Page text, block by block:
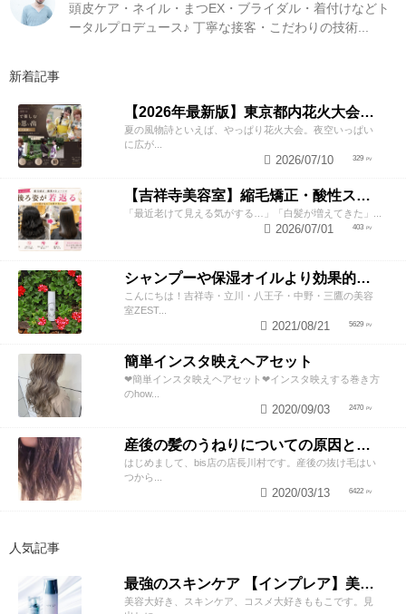
頭皮ケア・ネイル・まつEX・ブライダル・着付けなどト
ータルプロデュース♪ 丁寧な接客・こだわりの技術...
新着記事
【2026年最新版】東京都内花火大会まとめ｜浴衣着付け・ヘアセットならZESTへ
夏の風物詩といえば、やっぱり花火大会。夜空いっぱい
に広が...
329
2026/07/10
【吉祥寺美容室】縮毛矯正・酸性ストレートで若返り！後ろ姿が変わると見た目年齢も変わる？
「最近老けて見える気がする…」「白髪が増えてきた」...
403
2026/07/01
シャンプーや保湿オイルより効果的！？美容師が教える頭皮の臭い＆乾燥ケアとは
こんにちは！吉祥寺・立川・八王子・中野・三鷹の美容
室ZEST...
5629
2021/08/21
簡単インスタ映えヘアセット
❤︎簡単インスタ映えヘアセット❤︎インスタ映えする巻き方
のhow...
2470
2020/09/03
産後の髪のうねりについての原因と対策！
はじめまして、bis店の店長川村です。産後の抜け毛はい
つから...
6422
2020/03/13
人気記事
最強のスキンケア 【インプレア】美容師がオススメする、神ポイント5つ公開！
美容大好き、スキンケア、コスメ大好きももこです。見